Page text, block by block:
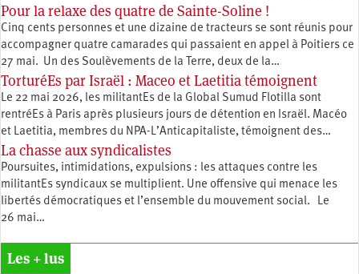
Pour la relaxe des quatre de Sainte-Soline !
Cinq cents personnes et une dizaine de tracteurs se sont réunis pour
accompagner quatre camarades qui passaient en appel à Poitiers ce
27 mai. Un des Soulèvements de la Terre, deux de la…
TorturéEs par Israël : Maceo et Laetitia témoignent
Le 22 mai 2026, les militantEs de la Global Sumud Flotilla sont
rentréEs à Paris après plusieurs jours de détention en Israël. Macéo
et Laetitia, membres du ‪NPA-L’Anticapitaliste, témoignent des…
La chasse aux syndicalistes
Poursuites, intimidations, expulsions : les attaques contre les
militantEs syndicaux se multiplient. Une offensive qui menace les
libertés démocratiques et l’ensemble du mouvement social. Le
26 mai…
Les + lus